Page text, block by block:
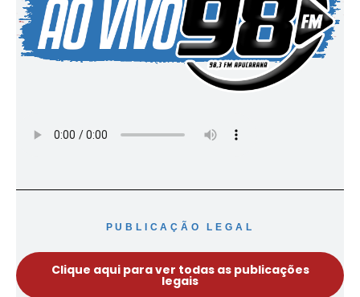
PUBLICAÇÃO LEGAL
Clique aqui para ver todas as publicações
legais